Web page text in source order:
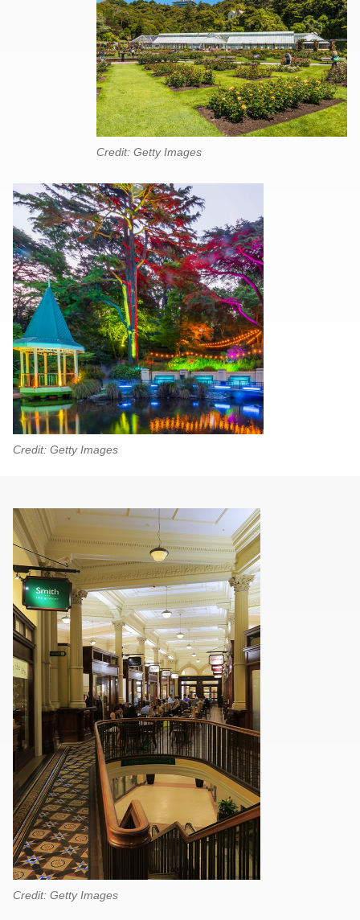
Credit: Getty Images
Credit: Getty Images
Credit: Getty Images